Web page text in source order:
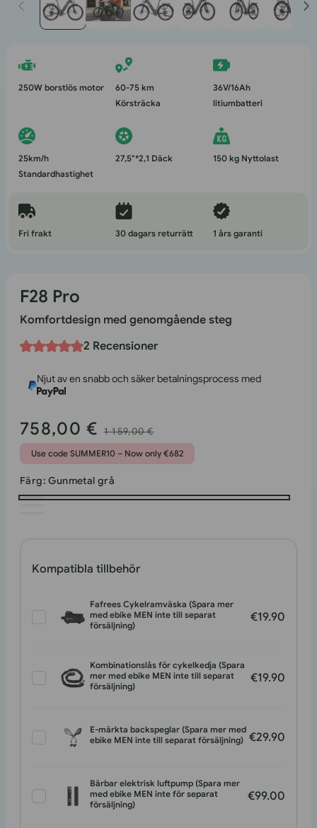
250W borstlös motor
60-75 km
Körsträcka
36V/16Ah
litiumbatteri
25km/h
Standardhastighet
27,5"*2,1 Däck 150 kg Nyttolast
Fri frakt 30 dagars returrätt 1 års garanti
F28 Pro
Komfortdesign med genomgående steg
2 Recensioner
Njut av en snabb och säker betalningsprocess med
Försäljningspris
758,00 € Ordinarie
pris
1 159,00 €
Use code SUMMER10 – Now only €682
Färg:Gunmetal grå
Kompatibla tillbehör
Fafrees Cykelramväska (Spara mer
med ebike MEN inte till separat
försäljning)
€19.90
Kombinationslås för cykelkedja (Spara
mer med ebike MEN inte till separat
försäljning)
€19.90
E-märkta backspeglar (Spara mer med
ebike MEN inte till separat försäljning) €29.90
Bärbar elektrisk luftpump (Spara mer
med ebike MEN inte för separat
försäljning)
€99.00